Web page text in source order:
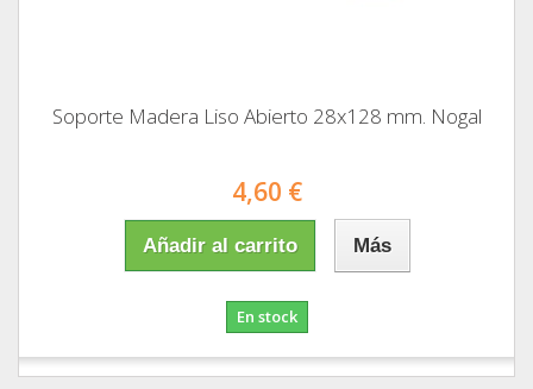
Soporte Madera Liso Abierto 28x128 mm. Nogal
4,60 €
Añadir al carrito Más
En stock